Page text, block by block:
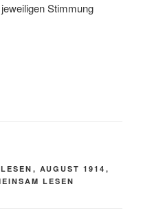
Stimmung
, AUGUST 1914 ,
LESEN